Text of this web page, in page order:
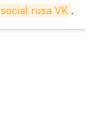
rusa VK .